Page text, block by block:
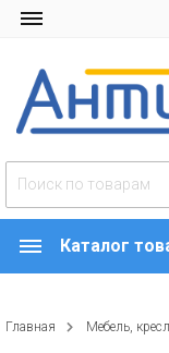
Каталог
Главная Мебель,